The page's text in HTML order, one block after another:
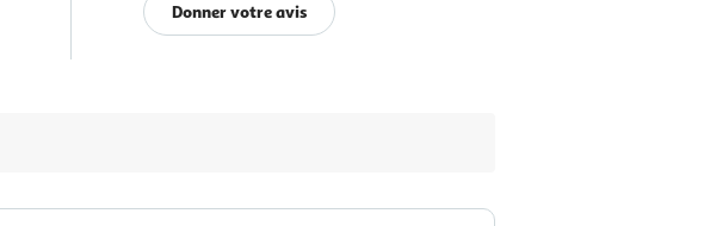
Donner votre avis